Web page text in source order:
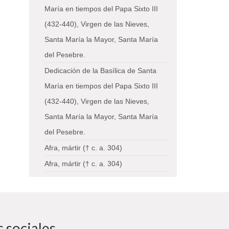
María en tiempos del Papa Sixto III
(432-440), Virgen de las Nieves,
Santa María la Mayor, Santa María
del Pesebre.
Dedicación de la Basílica de Santa
María en tiempos del Papa Sixto III
(432-440), Virgen de las Nieves,
Santa María la Mayor, Santa María
del Pesebre.
Afra, mártir († c. a. 304)
Afra, mártir († c. a. 304)